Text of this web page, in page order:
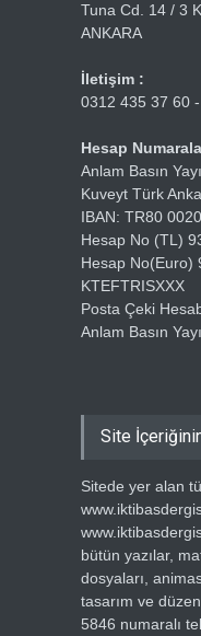
Tuna Cd. 14 / 3
ANKARA
İletişim :
0312 435 37 60
Hesap
Anlam Basın
Kuveyt Türk
IBAN: TR80
Hesap No (TL)
Hesap No(Euro)
KTEFTRISXXX
Posta Çeki
Anlam Basın
Site
Sitede yer alan
bütün yazılar,
dosyaları,
tasarım ve
5846 numaralı